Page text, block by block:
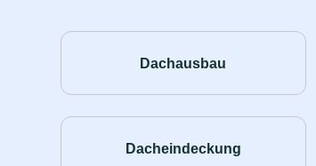
Dachausbau
Dacheindeckung